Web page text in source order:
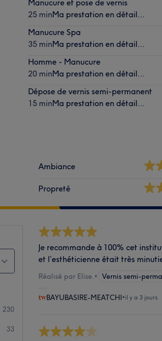
Manucure et pose de vernis
25 minMa prestation en détail...
Manucure Spa
35 minMa prestation en détail...
Homme - Manucure
20 minMa prestation en détail...
Dépose de vernis semi-permanent
15 minMa prestation en détail...
Ambiance
Propreté
230
33
Je recommande à 100% cet
et l’esthéticienne était très
Réalisé par Elise. • Vernis semi-
BAYUBASIRE-MEATCHI•il y a 3 jours